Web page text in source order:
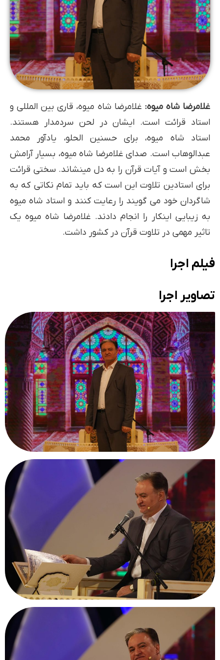
غلامرضا شاه­ میوه: غلامرضا شاه میوه، قاری بین المللی و
استاد قرائت است. ایشان در لحن سردمدار هستند.
استاد شاه میوه، برای حسنین الحلو، یادآور محمد
عبدالوهاب است. صدای غلامرضا شاه میوه، بسیار آرامش
بخش است و آیات قرآن را به دل می­نشاند. سختی قرائت
برای استادین تلاوت این است که باید تمام نکاتی که به
شاگردان خود می گویند را رعایت کنند و استاد شاه میوه
به زیبایی اینکار را انجام دادند. غلامرضا شاه میوه یک
تاثیر مهمی در تلاوت قرآن در کشور داشت.
فیلم اجرا
تصاویر اجرا